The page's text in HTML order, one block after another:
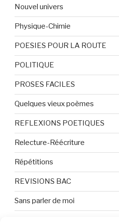
Nouvel univers
Physique-Chimie
POESIES POUR LA ROUTE
POLITIQUE
PROSES FACILES
Quelques vieux poèmes
REFLEXIONS POETIQUES
Relecture-Réécriture
Répétitions
REVISIONS BAC
Sans parler de moi